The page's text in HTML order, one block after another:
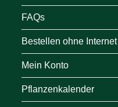
FAQs
Bestellen ohne Internet
Mein Konto
Pflanzenkalender